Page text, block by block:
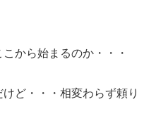
から始まるのか・・・
ど・・・相変わらず頼り